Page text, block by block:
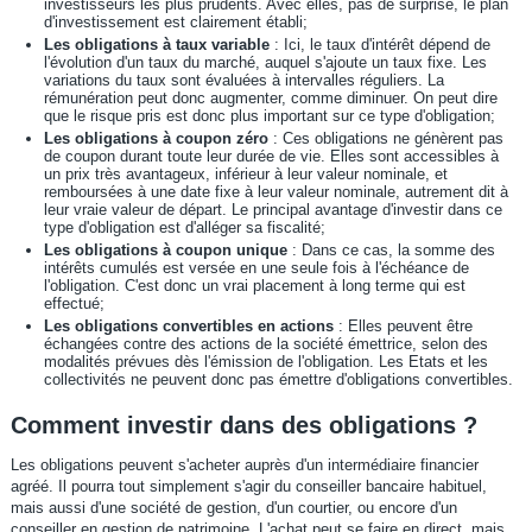
investisseurs les plus prudents. Avec elles, pas de surprise, le plan
d'investissement est clairement établi;
Les obligations à taux variable: Ici, le taux d'intérêt dépend de
l'évolution d'un taux du marché, auquel s'ajoute un taux fixe. Les
variations du taux sont évaluées à intervalles réguliers. La
rémunération peut donc augmenter, comme diminuer. On peut dire
que le risque pris est donc plus important sur ce type d'obligation;
Les obligations à coupon zéro: Ces obligations ne génèrent pas
de coupon durant toute leur durée de vie. Elles sont accessibles à
un prix très avantageux, inférieur à leur valeur nominale, et
remboursées à une date fixe à leur valeur nominale, autrement dit à
leur vraie valeur de départ. Le principal avantage d'investir dans ce
type d'obligation est d'alléger sa fiscalité;
Les obligations à coupon unique: Dans ce cas, la somme des
intérêts cumulés est versée en une seule fois à l'échéance de
l'obligation. C'est donc un vrai placement à long terme qui est
effectué;
Les obligations convertibles en actions: Elles peuvent être
échangées contre des actions de la société émettrice, selon des
modalités prévues dès l'émission de l'obligation. Les Etats et les
collectivités ne peuvent donc pas émettre d'obligations convertibles.
Comment investir dans des obligations ?
Les obligations peuvent s'acheter auprès d'un intermédiaire financier
agréé. Il pourra tout simplement s'agir du conseiller bancaire habituel,
mais aussi d'une société de gestion, d'un courtier, ou encore d'un